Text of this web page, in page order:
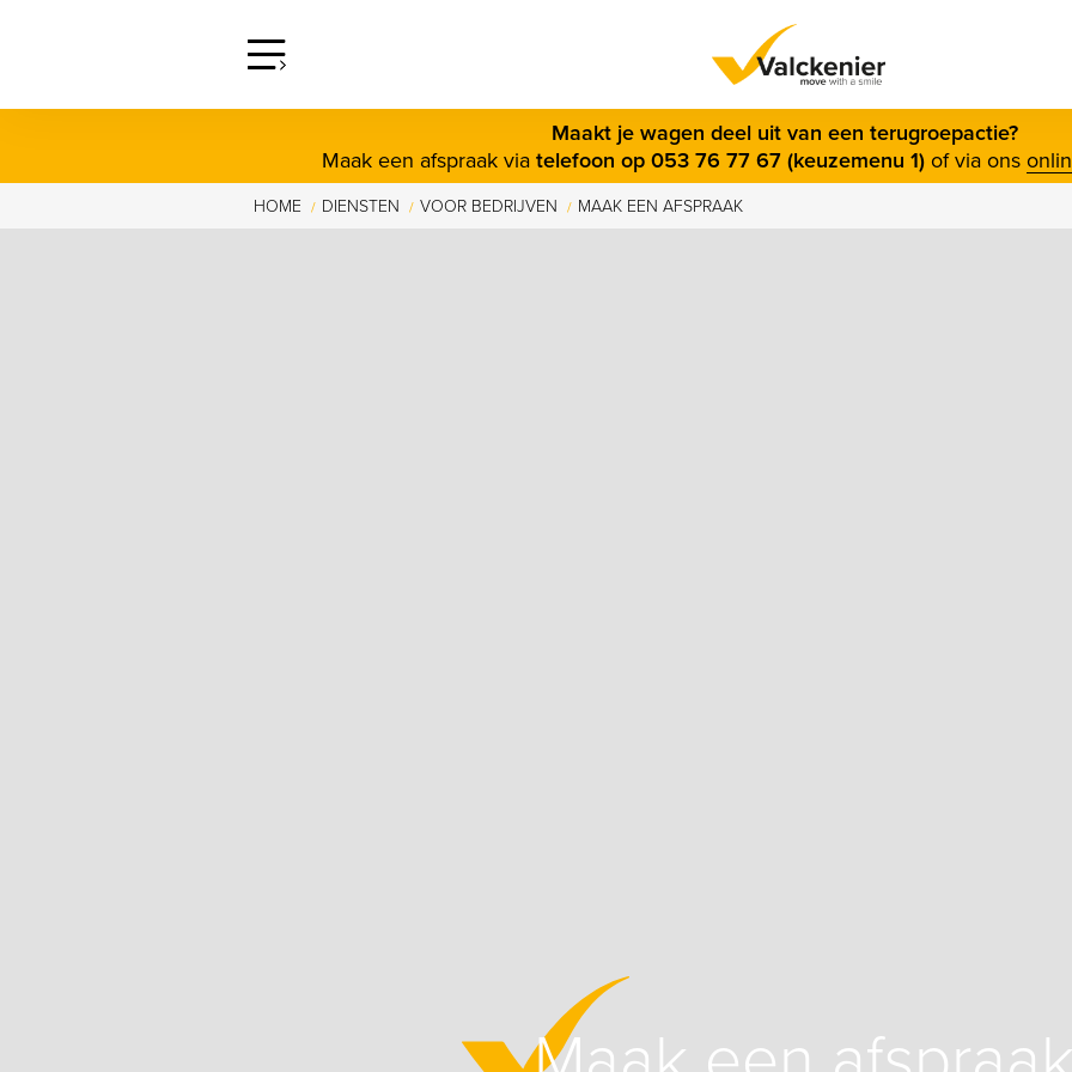
screenreader.open offcanvas menu
Maakt je wagen deel uit van een terugroepactie?
Maak een afspraak via telefoon op 053 76 77 67 (keuzemenu 1) of via ons
HOME / DIENSTEN / VOOR BEDRIJVEN / MAAK EEN AFSPRAAK